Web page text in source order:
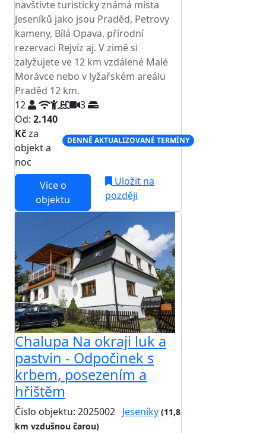
navštivte turisticky známá místa
Jeseníků jako jsou Praděd, Petrovy
kameny, Bílá Opava, přírodní
rezervaci Rejvíz aj. V zimě si
zalyžujete ve 12 km vzdálené Malé
Morávce nebo v lyžařském areálu
Praděd 12 km.
12
3
Od: 2.140
Kčza
objekt a
noc
DENNĚ AKTUALIZOVANÉ TERMÍNY
Více o
objektu
Uložit na
později
Chalupa Na okraji luk a
pastvin - Odpočinek s
krbem, posezením a
hřištěm
Číslo objektu: 2025002 Jeseníky (11,8
km vzdušnou čarou)